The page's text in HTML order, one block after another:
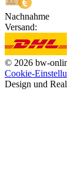
Nachnahme
Versand:
© 2026 bw-
Cookie-
Design und